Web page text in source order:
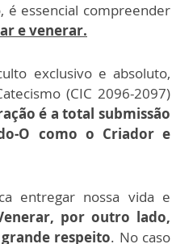
é essencial compreender
e venerar.
exclusivo e absoluto,
(CIC 2096-2097)
é a total submissão
O como o Criador e
entregar nossa vida e
por outro lado,
respeito. No caso